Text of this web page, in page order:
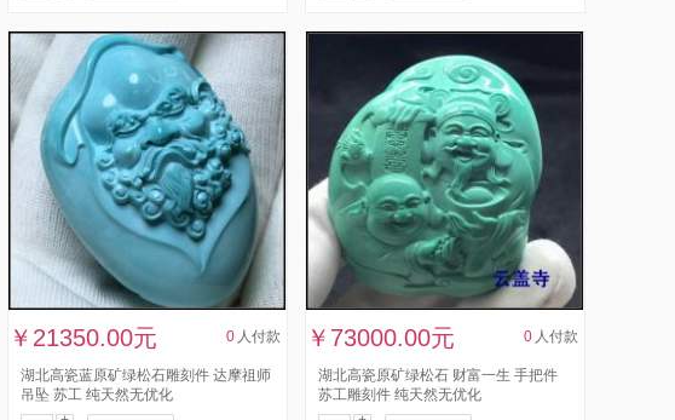
￥21350.00元 0 人付款
湖北高瓷蓝原矿绿松石雕刻件 达摩祖师
吊坠 苏工 纯天然无优化
￥73000.00元 0 人付款
湖北高瓷原矿绿松石 财富一生 手把件
苏工雕刻件 纯天然无优化